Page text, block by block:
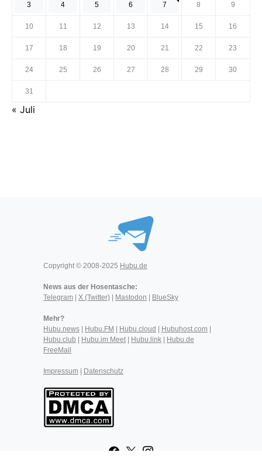
3 4 5 6 7 8 9
10 11 12 13 14 15 16
17 18 19 20 21 22 23
24 25 26 27 28 29 30
31
« Juli
Copyright © 2008-2025 Hubu.de
News aus der Hosentasche:
Telegram
X (Twitter) Mastodon BlueSky
Mehr?
Hubu.news
Hubu.FM Hubu.cloud Hubuhost.com
Hubu.club
Hubu.im Meet| Hubu.link
Hubu.de
FreeMail
Impressum Datenschutz